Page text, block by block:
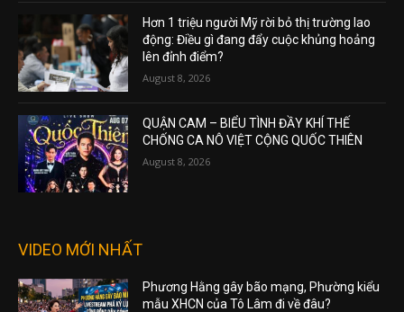
Hơn 1 triệu người Mỹ rời bỏ thị trường lao
động: Điều gì đang đẩy cuộc khủng hoảng
lên đỉnh điểm?
August 8, 2026
QUẬN CAM – BIỂU TÌNH ĐẦY KHÍ THẾ
CHỐNG CA NÔ VIỆT CỘNG QUỐC THIÊN
August 8, 2026
VIDEO MỚI NHẤT
Phương Hằng gây bão mạng, Phường kiểu
mẫu XHCN của Tô Lâm đi về đâu?